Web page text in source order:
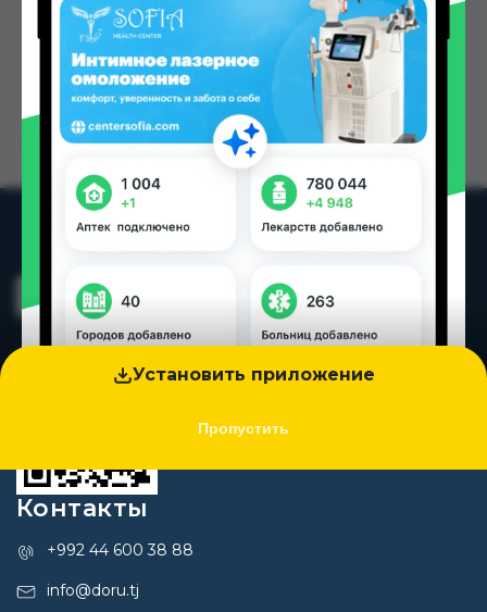
Установить приложение
Пропустить
Контакты
+992 44 600 38 88
info@doru.tj